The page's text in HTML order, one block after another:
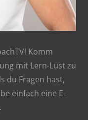
Komm
mit Lern-Lust zu
du Fragen hast,
einfach eine E-